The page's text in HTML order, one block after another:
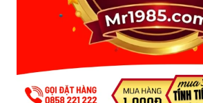
Cách sử dụng nước hoa đúng
*Cách sử dụng: